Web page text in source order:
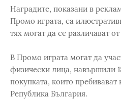
Наградите, показани в
Промо играта, са
тях могат да се различават
В Промо играта могат да
физически лица, навършили
покупката, които пребивават
Република България.